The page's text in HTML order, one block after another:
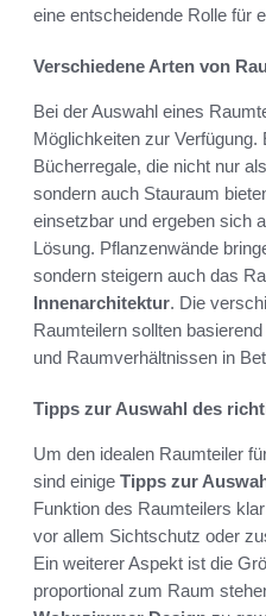
eine entscheidende Rolle für
Verschiedene Arten von
Bei der Auswahl eines
Möglichkeiten zur Verfügung.
Bücherregale, die nicht nur
sondern auch Stauraum
einsetzbar und ergeben sich
Lösung. Pflanzenwände
sondern steigern auch das
Innenarchitektur. Die
Raumteilern sollten
und Raumverhältnissen in
Tipps zur Auswahl des
Um den idealen Raumteiler
sind einige Tipps zur
Funktion des Raumteilers
vor allem Sichtschutz oder
Ein weiterer Aspekt ist die
proportional zum Raum